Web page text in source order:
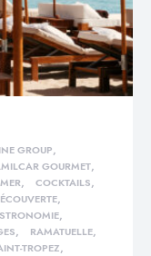
GROUP
GOURMET
COCKTAILS
RAMATUELLE
TROPEZ